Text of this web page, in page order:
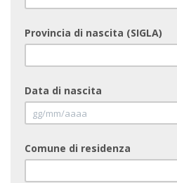
Provincia di nascita (SIGLA)
Data di nascita
Comune di residenza